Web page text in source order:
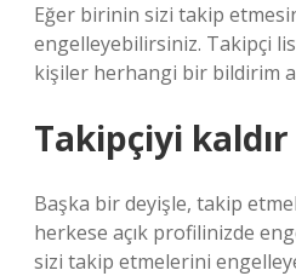
Eğer birinin sizi takip
engelleyebilirsiniz. Takipçi
kişiler herhangi bir bildirim
Takipçiyi
Başka bir deyişle, takip
herkese açık profilinizde
sizi takip etmelerini